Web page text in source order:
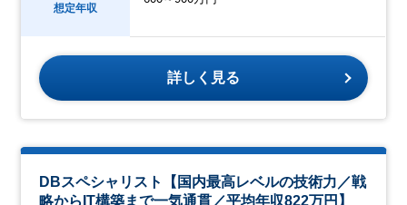
想定年収
詳しく見る
DBスペシャリスト【国内最高レベルの技術力／戦
略からIT構築まで一気通貫／平均年収822万円】